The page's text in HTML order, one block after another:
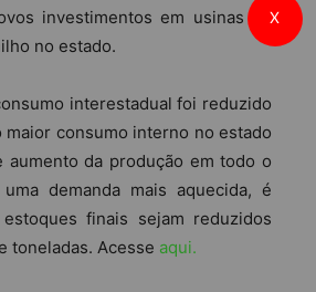
investimentos em usinas de
no estado.
interestadual foi reduzido
maior consumo interno no estado
aumento da produção em todo o
demanda mais aquecida, é
finais sejam reduzidos
toneladas. Acesse aqui.
X